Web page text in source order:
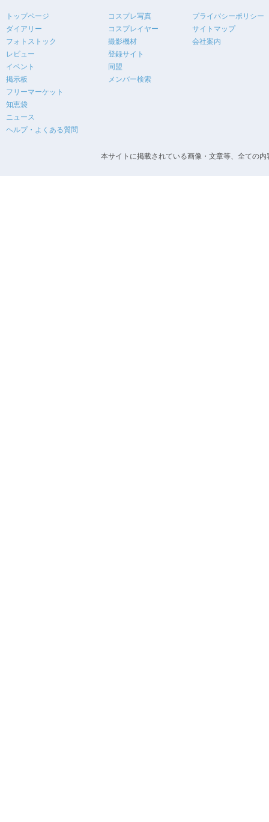
トップページ
ダイアリー
フォトストック
レビュー
イベント
掲示板
フリーマーケット
知恵袋
ニュース
ヘルプ・よくある質問
コスプレ写真
コスプレイヤー
撮影機材
登録サイト
同盟
メンバー検索
プライバシーポリシー
サイトマップ
会社案内
本サイトに掲載されている画像・文章等、全ての